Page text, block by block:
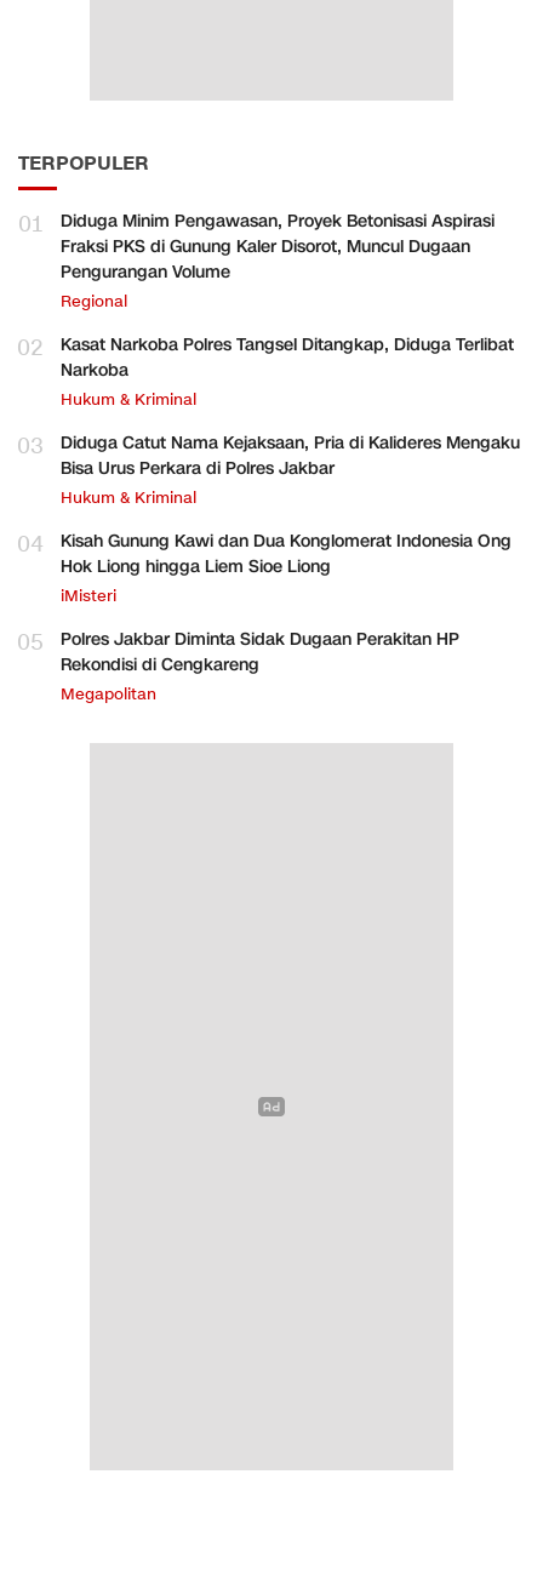
TERPOPULER
01
Diduga Minim Pengawasan, Proyek Betonisasi Aspirasi
Fraksi PKS di Gunung Kaler Disorot, Muncul Dugaan
Pengurangan Volume
Regional
02
Kasat Narkoba Polres Tangsel Ditangkap, Diduga Terlibat
Narkoba
Hukum & Kriminal
03
Diduga Catut Nama Kejaksaan, Pria di Kalideres Mengaku
Bisa Urus Perkara di Polres Jakbar
Hukum & Kriminal
04
Kisah Gunung Kawi dan Dua Konglomerat Indonesia Ong
Hok Liong hingga Liem Sioe Liong
iMisteri
05
Polres Jakbar Diminta Sidak Dugaan Perakitan HP
Rekondisi di Cengkareng
Megapolitan